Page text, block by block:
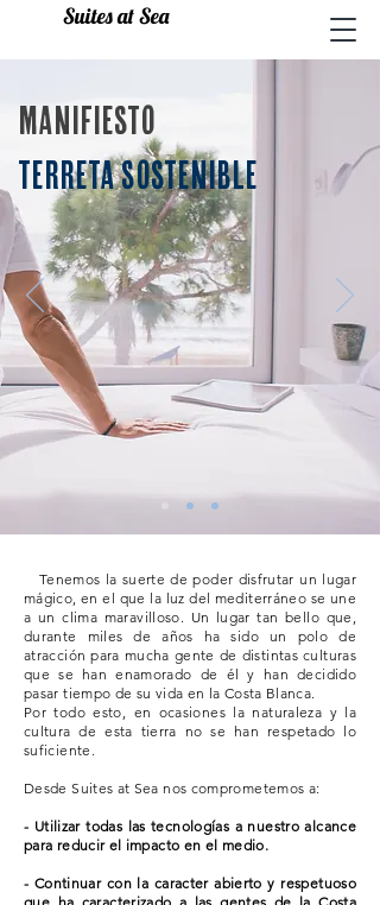
Suites at Sea
MANIFIESTO
TERRETA SOSTENIBLE
Tenemos la suerte de poder disfrutar un lugar
mágico, en el que la luz del mediterráneo se une
a un clima maravilloso. Un lugar tan bello que,
durante miles de años ha sido un polo de
atracción para mucha gente de distintas culturas
que se han enamorado de él y han decidido
pasar tiempo de su vida en la Costa Blanca.
Por todo esto, en ocasiones la naturaleza y la
cultura de esta tierra no se han respetado lo
suficiente.
Desde Suites at Sea nos comprometemos a:
- Utilizar todas las tecnologías a nuestro alcance
para reducir el impacto en el medio.
- Continuar con la caracter abierto y respetuoso